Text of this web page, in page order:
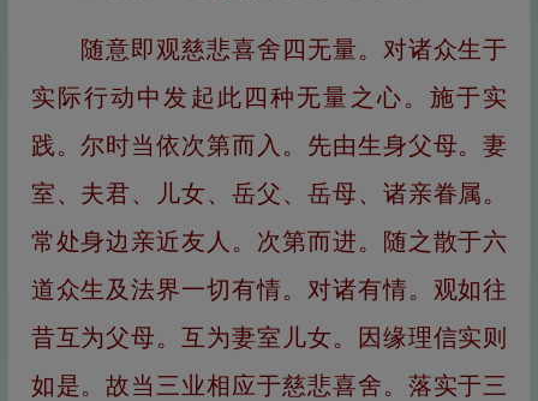
随意即观慈悲喜舍四无量。对诸众生于
实际行动中发起此四种无量之心。施于实
践。尔时当依次第而入。先由生身父母。妻
室、夫君、儿女、岳父、岳母、诸亲眷属。
常处身边亲近友人。次第而进。随之散于六
道众生及法界一切有情。对诸有情。观如往
昔互为父母。互为妻室儿女。因缘理信实则
如是。故当三业相应于慈悲喜舍。落实于三